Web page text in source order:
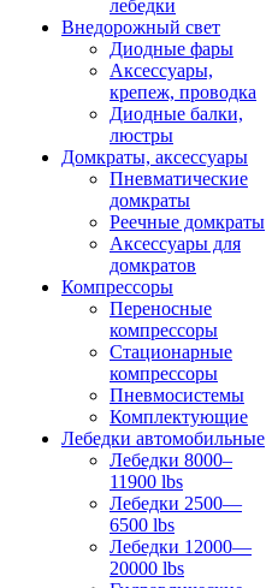
лебедки
Внедорожный свет
Диодные фары
Аксессуары,
крепеж, проводка
Диодные балки,
люстры
Домкраты, аксессуары
Пневматические
домкраты
Реечные домкраты
Аксессуары для
домкратов
Компрессоры
Переносные
компрессоры
Стационарные
компрессоры
Пневмосистемы
Комплектующие
Лебедки автомобильные
Лебедки 8000–
11900 lbs
Лебедки 2500—
6500 lbs
Лебедки 12000—
20000 lbs